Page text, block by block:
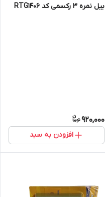
بیل نمره 3 رکسمی کد RTG1406
920,000
افزودن به سبد